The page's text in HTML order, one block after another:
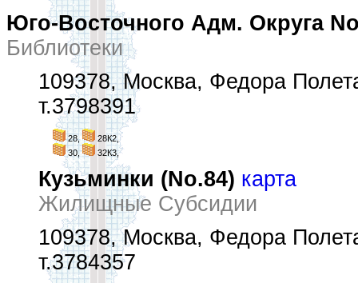
Юго-Восточного Адм. Округа
Библиотеки
109378, Москва, Федора
т.3798391
28,
28К2,
30,
32К3,
Кузьминки (No.84) карта
Жилищные Субсидии
109378, Москва, Федора
т.3784357